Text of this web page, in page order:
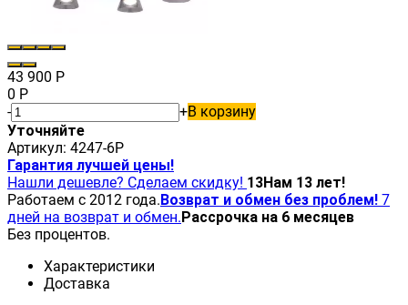
43 900 Р
0 Р
-
+В корзину
Уточняйте
Артикул: 4247-6P
Гарантия лучшей цены!
Нашли дешевле? Сделаем скидку! 13Нам 13 лет!
Работаем с 2012 года.Возврат и обмен без проблем! 7
дней на возврат и обмен.Рассрочка на 6 месяцев
Без процентов.
Характеристики
Доставка